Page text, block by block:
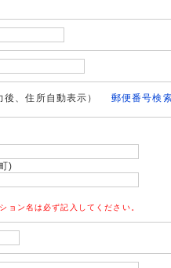
後、住所自動表示） 郵便番号検
)
ョン名は必ず記入してください。